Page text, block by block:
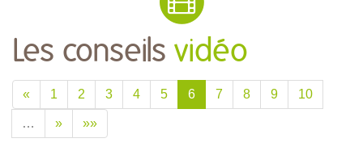
Les conseils vidéo
« 1 2 3 4 5 6 7 8 9 10
… » »»